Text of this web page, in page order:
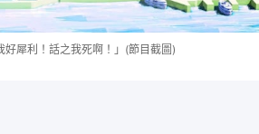
犀利！話之我死啊！」(節目截圖)